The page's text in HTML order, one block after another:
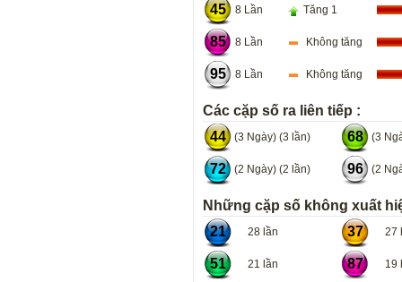
45 8 Lần Tăng 1
85 8 Lần Không tăng
95 8 Lần Không tăng
Các cặp số ra liên tiếp :
44
(3 Ngày) (3 lần) 68 (3
72 (2 Ngày) (2 lần) 96 (2
Những cặp số không xuất
21
28 lần 37 27
51 21 lần 87 19